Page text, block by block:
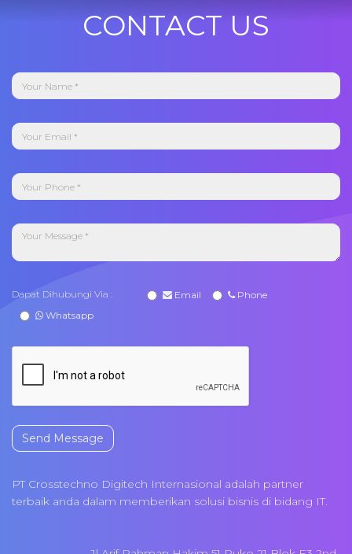
CONTACT US
Dapat Dihubungi Via : Email
Phone
Whatsapp
Send Message
PT Crosstechno Digitech Internasional adalah partner
terbaik anda dalam memberikan solusi bisnis di bidang IT.